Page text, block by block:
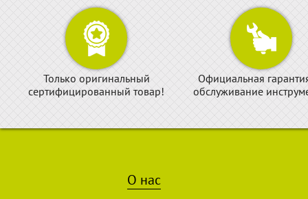
Только оригинальный
сертифицированный товар!
Официальная
обслуживание
О нас